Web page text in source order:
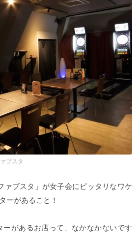
ブスタ
ァブスタ」が女子会にピッタリなワケ
ーがあること！
ーがあるお店って、なかなかないです